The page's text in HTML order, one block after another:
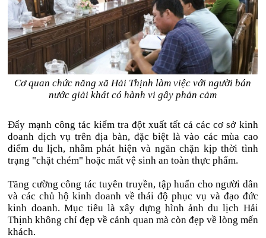
Cơ quan chức năng xã Hải Thịnh làm việc với người bán
nước giải khát có hành vi gây phản cảm
Đẩy mạnh công tác kiểm tra đột xuất tất cả các cơ sở kinh
doanh dịch vụ trên địa bàn, đặc biệt là vào các mùa cao
điểm du lịch, nhằm phát hiện và ngăn chặn kịp thời tình
trạng "chặt chém" hoặc mất vệ sinh an toàn thực phẩm.
Tăng cường công tác tuyên truyền, tập huấn cho người dân
và các chủ hộ kinh doanh về thái độ phục vụ và đạo đức
kinh doanh. Mục tiêu là xây dựng hình ảnh du lịch Hải
Thịnh không chỉ đẹp về cảnh quan mà còn đẹp về lòng mến
khách.